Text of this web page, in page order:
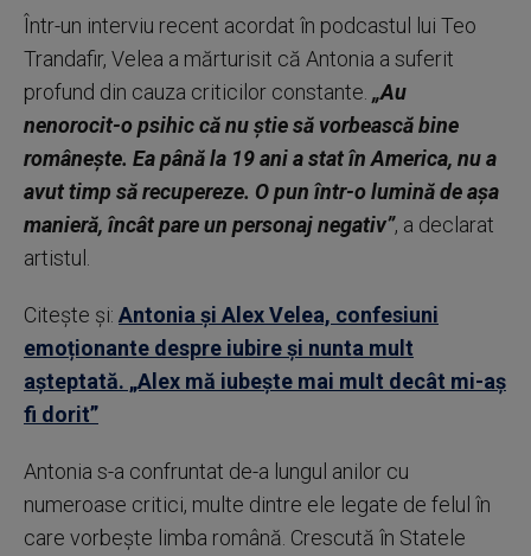
Într-un interviu recent acordat în podcastul lui Teo
Trandafir, Velea a mărturisit că Antonia a suferit
profund din cauza criticilor constante. „Au
nenorocit-o psihic că nu știe să vorbească bine
românește. Ea până la 19 ani a stat în America, nu a
avut timp să recupereze. O pun într-o lumină de așa
manieră, încât pare un personaj negativ”, a declarat
artistul.
Citește și: Antonia și Alex Velea, confesiuni
emoționante despre iubire și nunta mult
așteptată. „Alex mă iubește mai mult decât mi-aș
fi dorit”
Antonia s-a confruntat de-a lungul anilor cu
numeroase critici, multe dintre ele legate de felul în
care vorbește limba română. Crescută în Statele